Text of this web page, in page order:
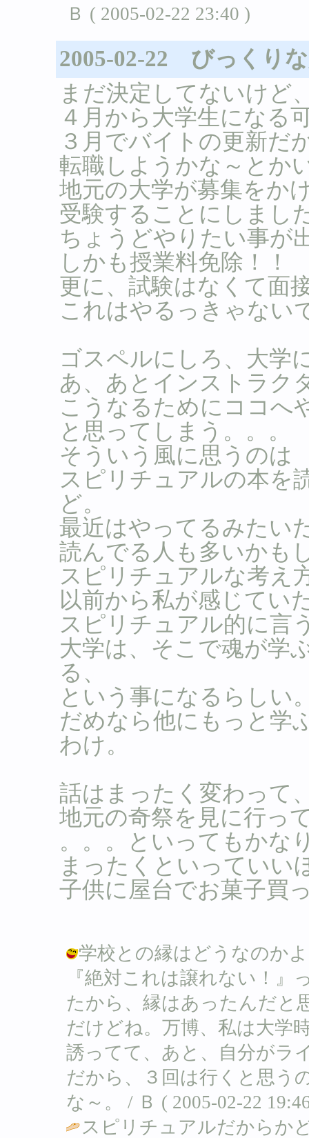
Ｂ ( 2005-02-22 23:40 )
2005-02-22 びっくり
まだ決定してないけど
４月から大学生になる
３月でバイトの更新だ
転職しようかな～とか
地元の大学が募集をか
受験することにしまし
ちょうどやりたい事が
しかも授業料免除！！
更に、試験はなくて面
これはやるっきゃない
ゴスペルにしろ、大学
あ、あとインストラク
こうなるためにココへ
と思ってしまう。。。
そういう風に思うのは
スピリチュアルの本を
ど。
最近はやってるみたい
読んでる人も多いかも
スピリチュアルな考え
以前から私が感じてい
スピリチュアル的に言
大学は、そこで魂が学
る、
という事になるらしい
だめなら他にもっと学
わけ。
話はまったく変わって
地元の奇祭を見に行っ
。。。といってもかな
まったくといっていい
子供に屋台でお菓子買
学校との縁はどうなのか
『絶対これは譲れない！
たから、縁はあったんだと
だけどね。万博、私は大学
誘ってて、あと、自分がラ
だから、３回は行くと思う
な～。 / Ｂ ( 2005-02-22
スピリチュアルだからか